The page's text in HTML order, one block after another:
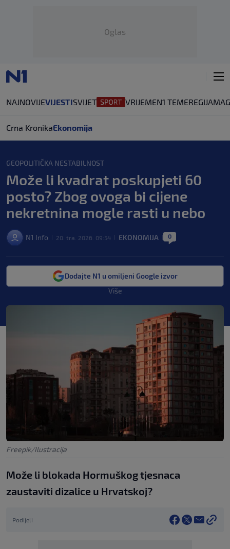
Oglas
NAJNOVIJEVIJESTISVIJET VRIJEMEN1 TEMEREGIJA
Crna KronikaEkonomija
GEOPOLITIČKA NESTABILNOST
Može li kvadrat poskupjeti 60
posto? Zbog ovoga bi cijene
nekretnina mogle rasti u nebo
N1 Info 20. tra. 2026. 09:54 EKONOMIJA 0
Dodajte N1 u omiljeni Google izvor
Više
Freepik/Ilustracija
Može li blokada Hormuškog tjesnaca
zaustaviti dizalice u Hrvatskoj?
Podijeli